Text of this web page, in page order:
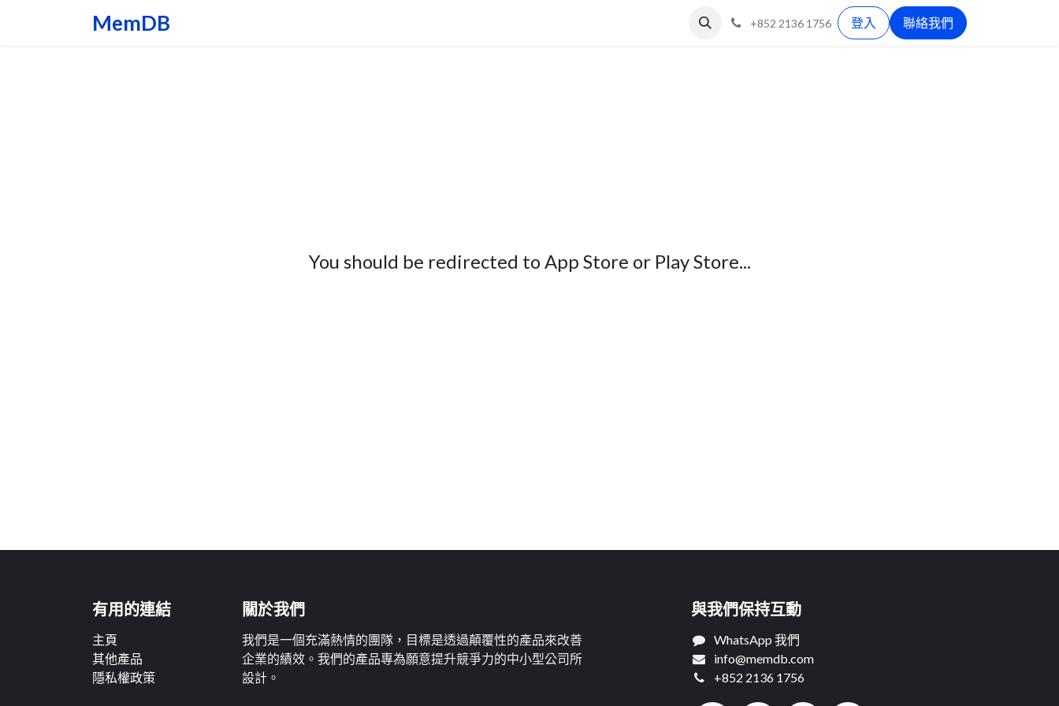
MemDB +852 2136 1756 登入 聯絡我們
You should be redirected to App Store or Play Store...
有用的連結
主頁
其他產品
隱私權政策
關於我們
我們是一個充滿熱情的團隊，目標是透過顛覆性的產品來改善
企業的績效。我們的產品專為願意提升競爭力的中小型公司所
設計。
與我們保持互動
WhatsApp 我們
info@memdb.com
+852 2136 1756